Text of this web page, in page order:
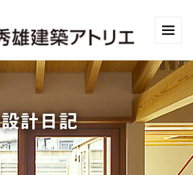
設計日記